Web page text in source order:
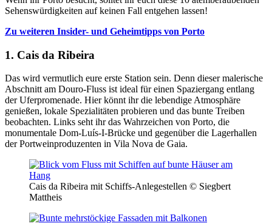
Sehenswürdigkeiten auf keinen Fall entgehen lassen!
Zu weiteren Insider- und Geheimtipps von Porto
1. Cais da Ribeira
Das wird vermutlich eure erste Station sein. Denn dieser malerische
Abschnitt am Douro-Fluss ist ideal für einen Spaziergang entlang
der Uferpromenade. Hier könnt ihr die lebendige Atmosphäre
genießen, lokale Spezialitäten probieren und das bunte Treiben
beobachten. Links seht ihr das Wahrzeichen von Porto, die
monumentale Dom-Luís-I-Brücke und gegenüber die Lagerhallen
der Portweinproduzenten in Vila Nova de Gaia.
Cais da Ribeira mit Schiffs-Anlegestellen © Siegbert
Mattheis